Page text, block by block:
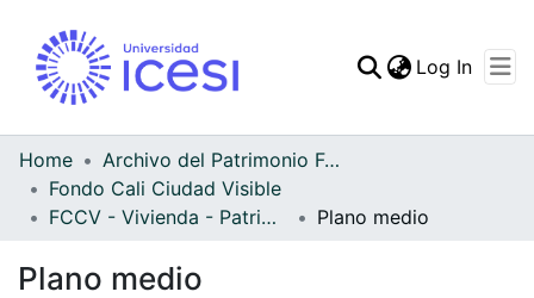
Log In
Home
Archivo del Patrimonio Fotográfico y Fílmico del Valle del Cauca
Fondo Cali Ciudad Visible
FCCV - Vivienda - Patrimonial
Plano medio
Plano medio